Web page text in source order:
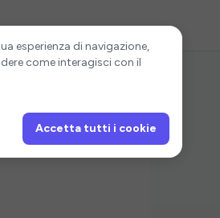
esperienza di navigazione,
come interagisci con il
Accetta tutti i cookie